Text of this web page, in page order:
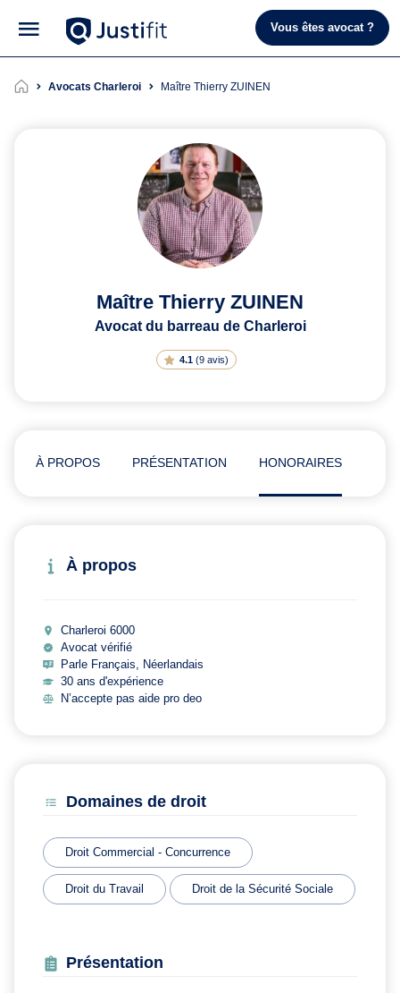
Vous êtes avocat ?
Avocats Charleroi Maître Thierry ZUINEN
Maître Thierry ZUINEN
Avocat du barreau de Charleroi
4.1 (9 avis)
À PROPOS PRÉSENTATION HONORAIRES
À propos
Charleroi 6000
Avocat vérifié
Parle Français, Néerlandais
30 ans d'expérience
N’accepte pas aide pro deo
Domaines de droit
Droit Commercial - Concurrence
Droit du Travail Droit de la Sécurité Sociale
Présentation